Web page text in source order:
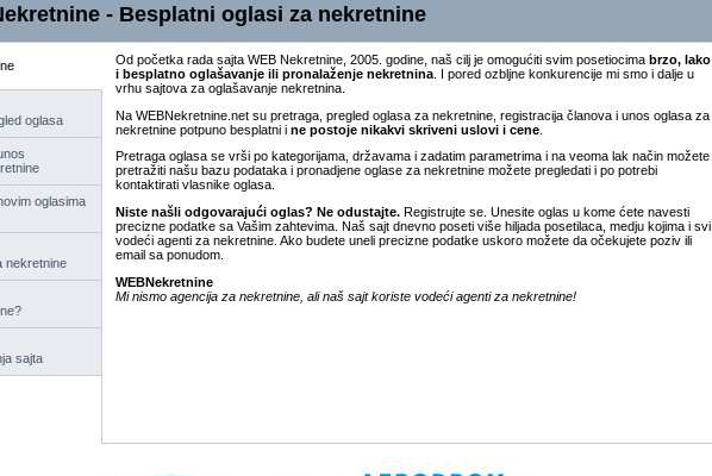
- Besplatni oglasi za nekretnine
Od početka rada sajta WEB Nekretnine, 2005. godine, naš cilj je omogućiti svim posetiocima brzo, lako
i besplatno oglašavanje ili pronalaženje nekretnina. I pored ozbljne konkurencije mi smo i dalje u
vrhu sajtova za oglašavanje nekretnina.
Na WEBNekretnine.net su pretraga, pregled oglasa za nekretnine, registracija članova i unos oglasa za
nekretnine potpuno besplatni i ne postoje nikakvi skriveni uslovi i cene.
Pretraga oglasa se vrši po kategorijama, državama i zadatim parametrima i na veoma lak način možete
pretražiti našu bazu podataka i pronadjene oglase za nekretnine možete pregledati i po potrebi
kontaktirati vlasnike oglasa.
Niste našli odgovarajući oglas? Ne odustajte.Registrujte se. Unesite oglas u kome ćete navesti
precizne podatke sa Vašim zahtevima. Naš sajt dnevno poseti više hiljada posetilaca, medju kojima i svi
vodeći agenti za nekretnine. Ako budete uneli precizne podatke uskoro možete da očekujete poziv ili
email sa ponudom.
WEBNekretnine
Mi nismo agencija za nekretnine, ali naš sajt koriste vodeći agenti za nekretnine!
oglasa
oglasima
nekretnine
sajta